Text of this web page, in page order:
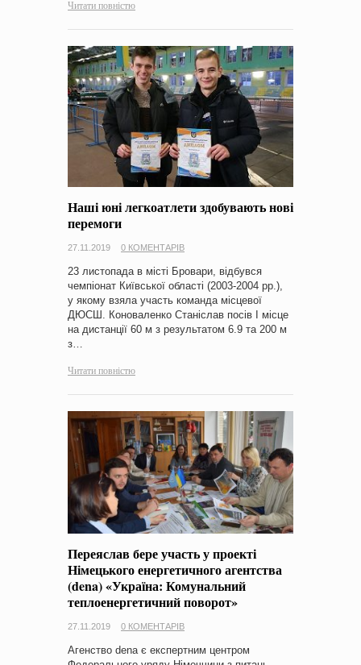
Читати повністю
Наші юні легкоатлети здобувають нові
перемоги
27.11.2019 0 КОМЕНТАРІВ
23 листопада в місті Бровари, відбувся
чемпіонат Київської області (2003-2004 рр.),
у якому взяла участь команда місцевої
ДЮСШ. Коноваленко Станіслав посів І місце
на дистанції 60 м з результатом 6.9 та 200 м
з…
Читати повністю
Переяслав бере участь у проекті
Німецького енергетичного агентства
(dena) «Україна: Комунальний
теплоенергетичний поворот»
27.11.2019 0 КОМЕНТАРІВ
Агенство dena є експертним центром